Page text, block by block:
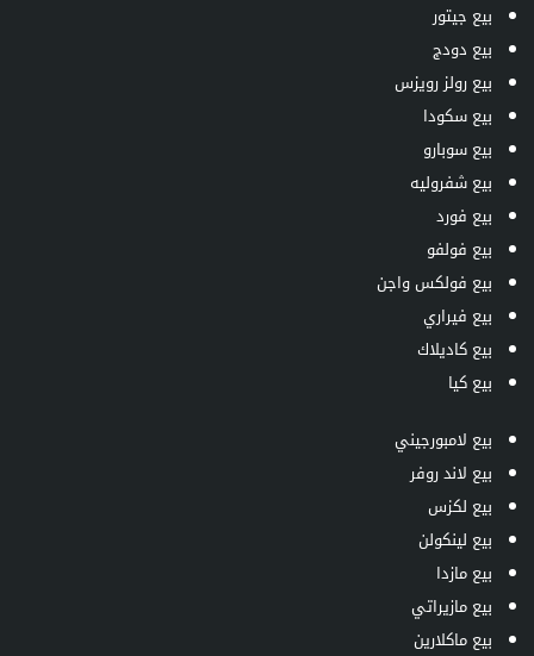
بيع جيتور
بيع دودج
بيع رولز رويزس
بيع سكودا
بيع سوبارو
بيع شفروليه
بيع فورد
بيع فولفو
بيع فولكس واجن
بيع فيراري
بيع كاديلاك
بيع كيا
بيع لامبورجيني
بيع لاند روفر
بيع لكزس
بيع لينكولن
بيع مازدا
بيع مازيراتي
بيع ماكلارين